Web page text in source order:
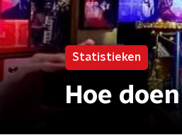
Statistieken
Hoe